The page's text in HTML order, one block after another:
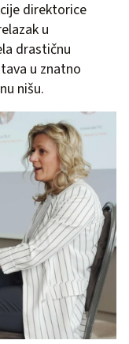
direktorice
u
drastičnu
u znatno
nišu.